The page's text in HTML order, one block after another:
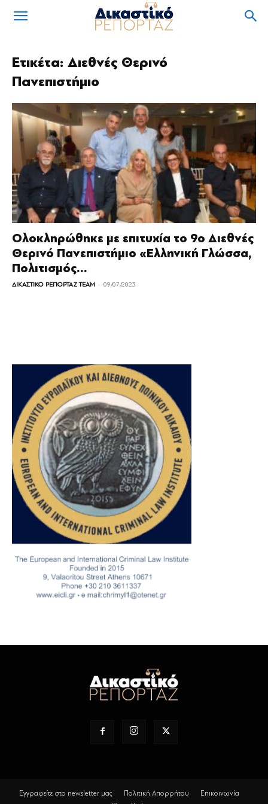
Ετικέτα: Διεθνές Θερινό
Πανεπιστήμιο
Ολοκληρώθηκε με επιτυχία το 9ο Διεθνές
Θερινό Πανεπιστήμιο «Ελληνική Γλώσσα,
Πολιτισμός...
ΔΙΚΑΣΤΙΚΟ ΡΕΠΟΡΤΑΖ TEAM - 09/07/2023
Εγγραφείτε στο newsletter μας Πολιτική Απορρήτου
Επικοινωνία